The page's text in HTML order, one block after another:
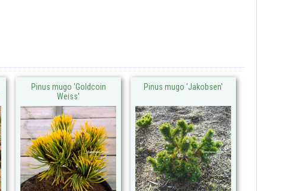
Pinus mugo 'Goldcoin
Weiss'
Pinus mugo 'Jakobsen'